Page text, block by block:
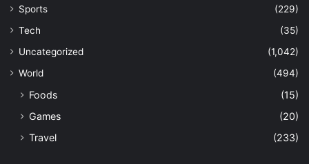
Sports
(229)
Tech
(35)
Uncategorized
(1,042)
World
(494)
Foods
(15)
Games
(20)
Travel
(233)